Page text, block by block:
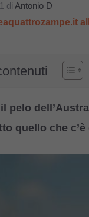
di Antonio D
pelo
quello che